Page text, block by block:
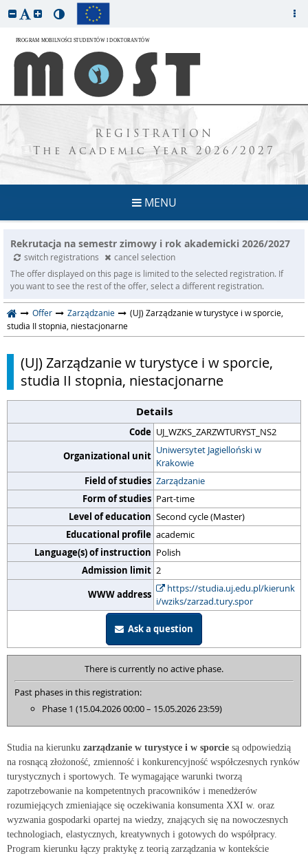
REGISTRATION
The Academic Year 2026/2027
MENU
Rekrutacja na semestr zimowy i rok akademicki 2026/2027
switch registrations
cancel selection
The offer displayed on this page is limited to the selected registration. If
you want to see the rest of the offer, select a different registration.
Offer Zarządzanie
(UJ) Zarządzanie w turystyce i w sporcie,
studia II stopnia, niestacjonarne
(UJ) Zarządzanie w turystyce i w sporcie,
studia II stopnia, niestacjonarne
Details
Code UJ_WZKS_ZARZWTURYST_NS2
Organizational unit Uniwersytet Jagielloński w
Krakowie
Field of studies Zarządzanie
Form of studies Part-time
Level of education Second cycle (Master)
Educational profile academic
Language(s) of instruction Polish
Admission limit 2
WWW address
https://studia.uj.edu.pl/kierunk
i/wziks/zarzad.tury.spor
Ask a question
There is currently no active phase.
Past phases in this registration:
Phase 1 (15.04.2026 00:00 – 15.05.2026 23:59)
Studia na kierunku zarządzanie w turystyce i w sporcie są odpowiedzią
na rosnącą złożoność, zmienność i konkurencyjność współczesnych rynków
turystycznych i sportowych. Te wymagające warunki tworzą
zapotrzebowanie na kompetentnych pracowników i menedżerów
rozumiejących zmieniające się oczekiwania konsumenta XXI w. oraz
wyzwania gospodarki opartej na wiedzy, znających się na nowoczesnych
technologiach, elastycznych, kreatywnych i gotowych do współpracy.
Program kierunku łączy praktykę z teorią zarządzania w kontekście